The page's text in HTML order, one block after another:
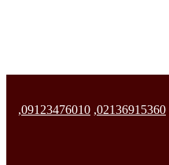
02136915360
,
09123476010
,